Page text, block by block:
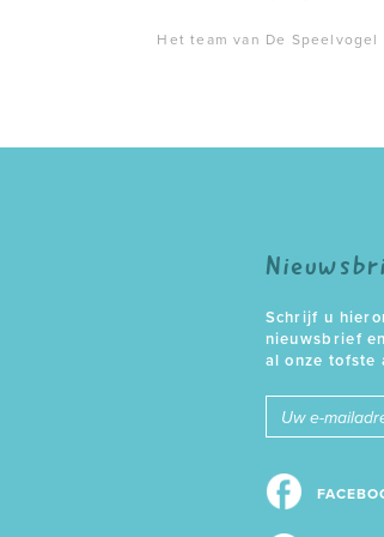
Het team van De Speelvogel
Schrijf u
nieuwsbrief
al onze tofste
mailadres